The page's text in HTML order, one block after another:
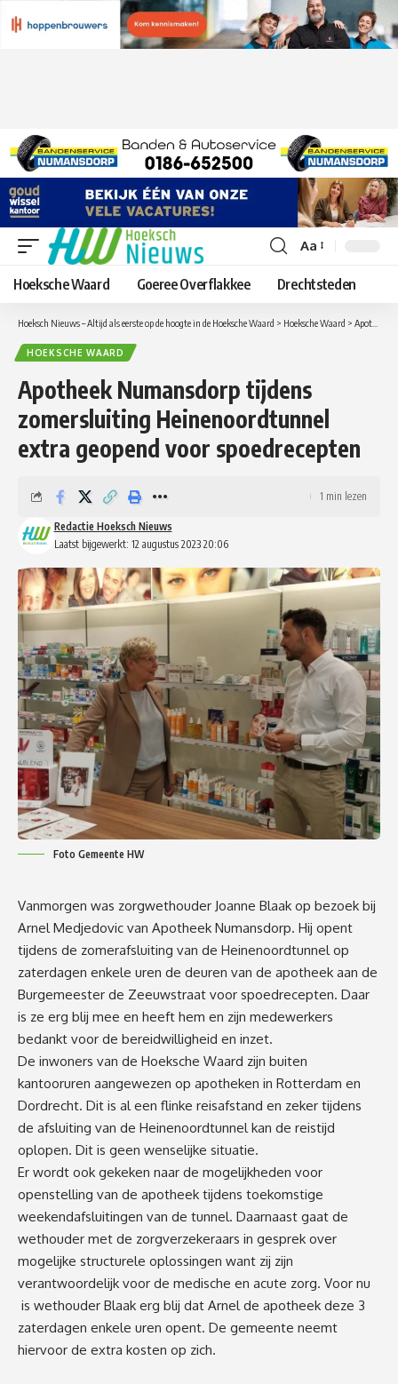
Lettergrootte
aanpassen
Aa
Hoeksche Waard Goeree Overflakkee Drechtsteden
Hoeksch Nieuws – Altijd als eerste op de hoogte in de Hoeksche Waard > Hoeksche Waard > Apotheek Numansdorp tijdens zomersluiting Heinenoordtunnel extra geopend voor spoedrecepten
HOEKSCHE WAARD
Apotheek Numansdorp tijdens
zomersluiting Heinenoordtunnel
extra geopend voor spoedrecepten
Laatst bijgewerkt: 12 augustus 2023 20:06
Redactie Hoeksch Nieuws
1 min lezen
Foto Gemeente HW
Vanmorgen was zorgwethouder Joanne Blaak op bezoek bij
Arnel Medjedovic van Apotheek Numansdorp. Hij opent
tijdens de zomerafsluiting van de Heinenoordtunnel op
zaterdagen enkele uren de deuren van de apotheek aan de
Burgemeester de Zeeuwstraat voor spoedrecepten. Daar
is ze erg blij mee en heeft hem en zijn medewerkers
bedankt voor de bereidwilligheid en inzet.
De inwoners van de Hoeksche Waard zijn buiten
kantooruren aangewezen op apotheken in Rotterdam en
Dordrecht. Dit is al een flinke reisafstand en zeker tijdens
de afsluiting van de Heinenoordtunnel kan de reistijd
oplopen. Dit is geen wenselijke situatie.
Er wordt ook gekeken naar de mogelijkheden voor
openstelling van de apotheek tijdens toekomstige
weekendafsluitingen van de tunnel. Daarnaast gaat de
wethouder met de zorgverzekeraars in gesprek over
mogelijke structurele oplossingen want zij zijn
verantwoordelijk voor de medische en acute zorg. Voor nu
is wethouder Blaak erg blij dat Arnel de apotheek deze 3
zaterdagen enkele uren opent. De gemeente neemt
hiervoor de extra kosten op zich.